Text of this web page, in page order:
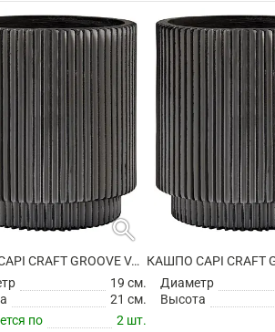
search
КАШПО CAPI CRAFT GROOVE VASE CYLINDER BLACK
19 см.
21 см.
по
2 шт.
Диаметр
Высота